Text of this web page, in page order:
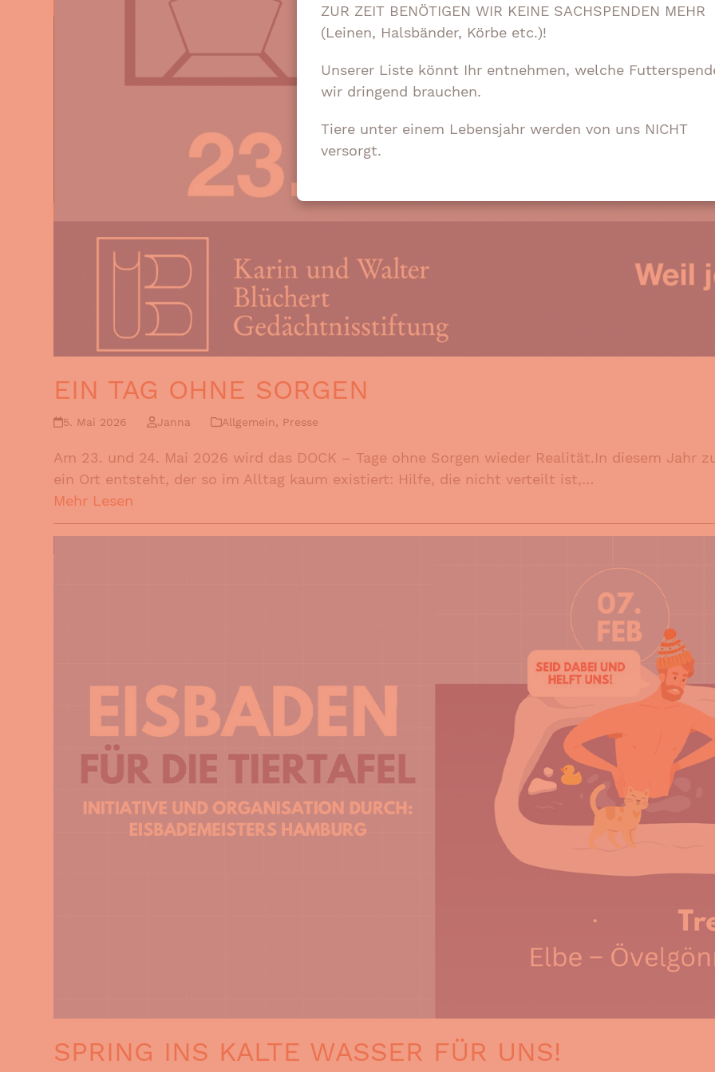
EIN TAG OHNE SORGEN
5. Mai 2026 Janna Allgemein, Presse
Am 23. und 24. Mai 2026 wird das DOCK – Tage ohne Sorgen wieder Realität.In diesem Jahr
ein Ort entsteht, der so im Alltag kaum existiert: Hilfe, die nicht verteilt ist,…
Mehr Lesen
SPRING INS KALTE WASSER FÜR UNS!
ZUR ZEIT BENÖTIGEN WIR KEINE SACHSPENDEN MEHR
(Leinen, Halsbänder, Körbe etc.)!
Unserer Liste könnt Ihr entnehmen, welche
wir dringend brauchen.
Tiere unter einem Lebensjahr werden von uns NICHT
versorgt.